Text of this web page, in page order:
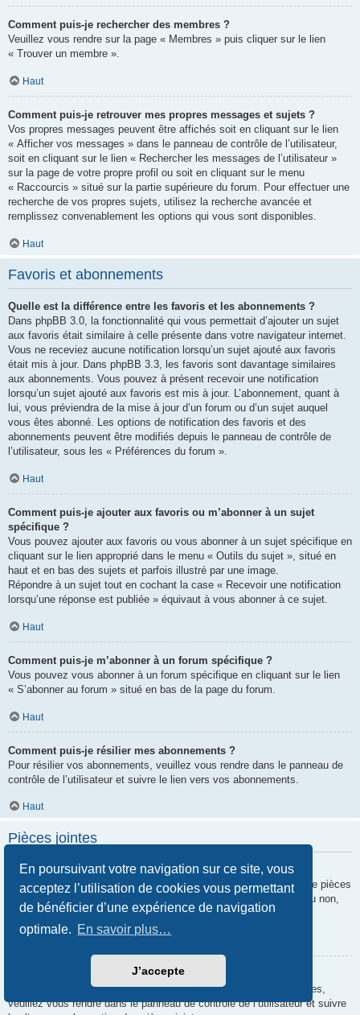
En poursuivant votre navigation sur ce site, vous
acceptez l’utilisation de cookies vous permettant
de bénéficier d’une expérience de navigation
optimale. En savoir plus…
J’accepte
Comment puis-je rechercher des membres ?
Veuillez vous rendre sur la page « Membres » puis cliquer sur le lien
« Trouver un membre ».
Haut
Comment puis-je retrouver mes propres messages et sujets ?
Vos propres messages peuvent être affichés soit en cliquant sur le lien
« Afficher vos messages » dans le panneau de contrôle de l’utilisateur,
soit en cliquant sur le lien « Rechercher les messages de l’utilisateur »
sur la page de votre propre profil ou soit en cliquant sur le menu
« Raccourcis » situé sur la partie supérieure du forum. Pour effectuer une
recherche de vos propres sujets, utilisez la recherche avancée et
remplissez convenablement les options qui vous sont disponibles.
Haut
Favoris et abonnements
Quelle est la différence entre les favoris et les abonnements ?
Dans phpBB 3.0, la fonctionnalité qui vous permettait d’ajouter un sujet
aux favoris était similaire à celle présente dans votre navigateur internet.
Vous ne receviez aucune notification lorsqu’un sujet ajouté aux favoris
était mis à jour. Dans phpBB 3.3, les favoris sont davantage similaires
aux abonnements. Vous pouvez à présent recevoir une notification
lorsqu’un sujet ajouté aux favoris est mis à jour. L’abonnement, quant à
lui, vous préviendra de la mise à jour d’un forum ou d’un sujet auquel
vous êtes abonné. Les options de notification des favoris et des
abonnements peuvent être modifiés depuis le panneau de contrôle de
l’utilisateur, sous les « Préférences du forum ».
Haut
Comment puis-je ajouter aux favoris ou m’abonner à un sujet
spécifique ?
Vous pouvez ajouter aux favoris ou vous abonner à un sujet spécifique en
cliquant sur le lien approprié dans le menu « Outils du sujet », situé en
haut et en bas des sujets et parfois illustré par une image.
Répondre à un sujet tout en cochant la case « Recevoir une notification
lorsqu’une réponse est publiée » équivaut à vous abonner à ce sujet.
Haut
Comment puis-je m’abonner à un forum spécifique ?
Vous pouvez vous abonner à un forum spécifique en cliquant sur le lien
« S’abonner au forum » situé en bas de la page du forum.
Haut
Comment puis-je résilier mes abonnements ?
Pour résilier vos abonnements, veuillez vous rendre dans le panneau de
contrôle de l’utilisateur et suivre le lien vers vos abonnements.
Haut
Pièces jointes
Quelles pièces jointes sont autorisées sur ce forum ?
Chaque administrateur peut autoriser ou interdire certains types de pièces
jointes. Si vous n’êtes pas certain de savoir ce qui est autorisé ou non,
nous vous invitons à contacter un administrateur du forum.
Comment puis-je retrouver toutes mes pièces jointes ?
Pour retrouver la liste des pièces jointes que vous avez transférées,
veuillez vous rendre dans le panneau de contrôle de l’utilisateur et suivre